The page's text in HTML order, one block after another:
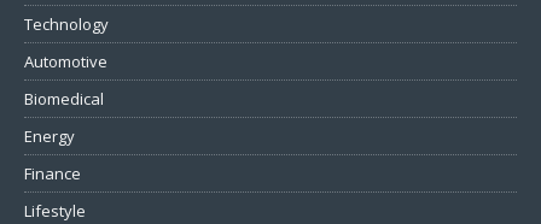
Technology
Automotive
Biomedical
Energy
Finance
Lifestyle